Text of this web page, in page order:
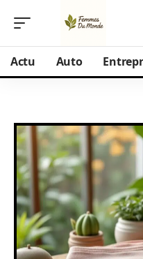
Actu Auto